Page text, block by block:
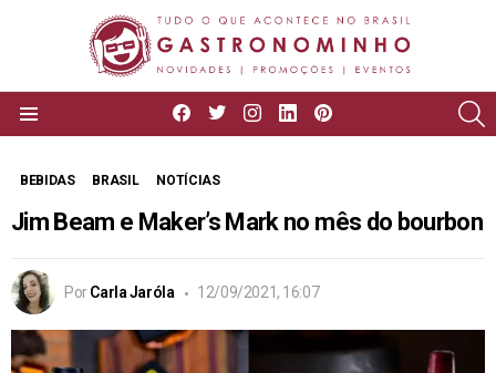
facebooktwitterinstagram
linkedin
BEBIDAS BRASIL NOTÍCIAS
Jim Beam e Maker’s Mark no mês do bourbon
Por Carla Jaróla 12/09/2021, 16:07